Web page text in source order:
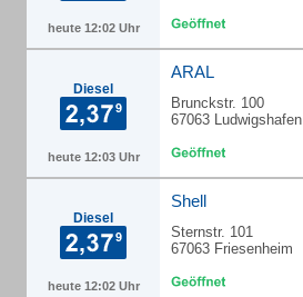
heute 12:02 Uhr
Diesel
heute 12:03 Uhr
ARAL
Brunckstr. 100
67063 Ludwigshafen
Diesel
heute 12:02 Uhr
Shell
Sternstr. 101
67063 Friesenheim